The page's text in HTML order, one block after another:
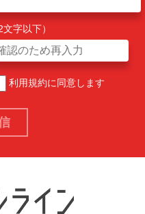
字以下）
利用規約に同意します